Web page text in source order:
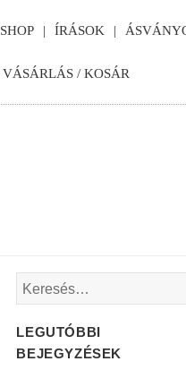
SHOP ÍRÁSOK
VÁSÁRLÁS / KOSÁR
Keresés:
LEGUTÓBBI
BEJEGYZÉSEK